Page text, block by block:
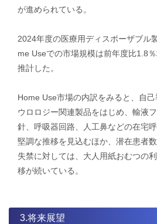
が進められている。
2024年度の医療用ディスポーザブル
me Useでの市場規模は前年度比1.8
推計した。
​Home Use市場の内訳をみると、自
ウロロジー関連製品をはじめ、輸液
針、呼吸器回路、人工鼻などの在宅
堅調な推移を見込むほか、潜在患者
失禁に対しては、大人用紙おむつの
移が続いている。
3.将来展望